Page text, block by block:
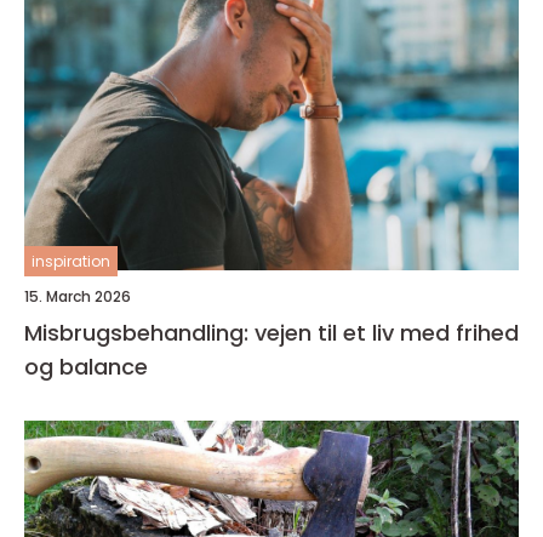
inspiration
15. March 2026
Misbrugsbehandling: vejen til et liv med frihed
og balance